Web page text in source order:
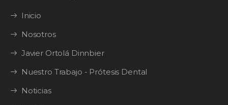
Inicio
Nosotros
Javier Ortolá Dinnbier
Nuestro Trabajo - Prótesis Dental
Noticias